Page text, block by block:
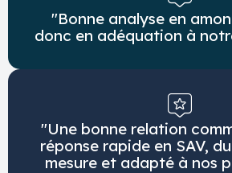
"Bonne analyse en
donc en adéquation à
"Une bonne relation
réponse rapide en SAV,
mesure et adapté à nos